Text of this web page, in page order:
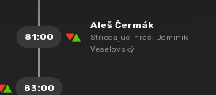
81:00
Aleš Čermák
Striedajúci hráč: Dominik
Veselovský
83:00